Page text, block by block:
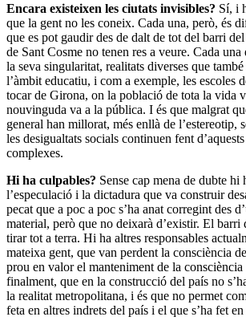
Encara existeixen les ciutats invisibles? Sí, i
que la gent no les coneix. Cada una, però, és
que es pot gaudir des de dalt de tot del barri
de Sant Cosme no tenen res a veure. Cada una
la seva singularitat, realitats diverses que
l’àmbit educatiu, i com a exemple, les escoles
tocar de Girona, on la població de tota la vida
nouvinguda va a la pública. I és que malgrat
general han millorat, més enllà de l’estereotip,
les desigualtats socials continuen fent
complexes.
Hi ha culpables? Sense cap mena de dubte hi
l’especulació i la dictadura que va construir
pecat que a poc a poc s’ha anat corregint des
material, però que no deixarà d’existir. El
tirar tot a terra. Hi ha altres responsables
mateixa gent, que van perdent la consciència
prou en valor el manteniment de la
finalment, que en la construcció del país no
la realitat metropolitana, i és que no permet
feta en altres indrets del país i el que s’ha fet en